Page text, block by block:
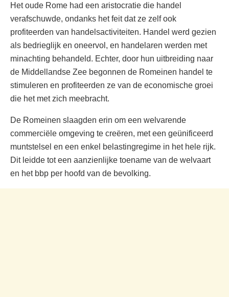
Het oude Rome had een aristocratie die handel
verafschuwde, ondanks het feit dat ze zelf ook
profiteerden van handelsactiviteiten. Handel werd gezien
als bedrieglijk en oneervol, en handelaren werden met
minachting behandeld. Echter, door hun uitbreiding naar
de Middellandse Zee begonnen de Romeinen handel te
stimuleren en profiteerden ze van de economische groei
die het met zich meebracht.
De Romeinen slaagden erin om een welvarende
commerciële omgeving te creëren, met een geünificeerd
muntstelsel en een enkel belastingregime in het hele rijk.
Dit leidde tot een aanzienlijke toename van de welvaart
en het bbp per hoofd van de bevolking.